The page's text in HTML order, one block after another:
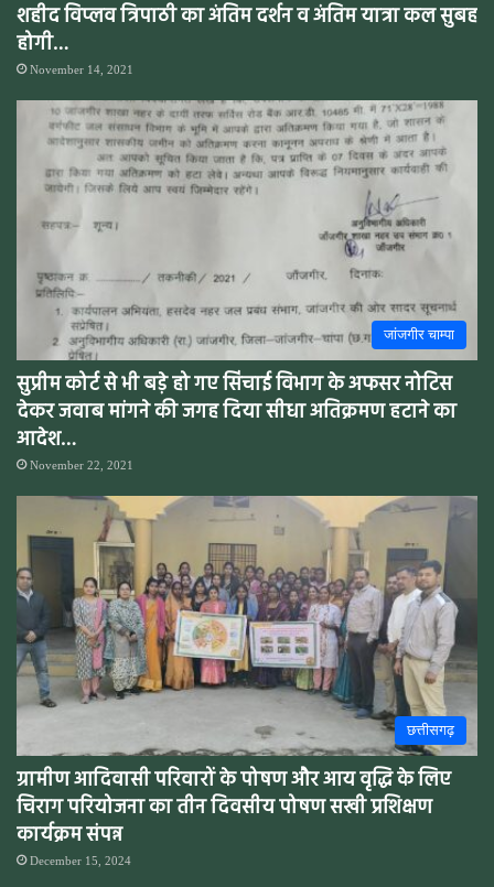
शहीद विप्लव त्रिपाठी का अंतिम दर्शन व अंतिम यात्रा कल सुबह
होगी…
November 14, 2021
जांजगीर चाम्पा
सुप्रीम कोर्ट से भी बड़े हो गए सिंचाई विभाग के अफसर नोटिस
देकर जवाब मांगने की जगह दिया सीधा अतिक्रमण हटाने का
आदेश…
November 22, 2021
छत्तीसगढ़
ग्रामीण आदिवासी परिवारों के पोषण और आय वृद्धि के लिए
चिराग परियोजना का तीन दिवसीय पोषण सखी प्रशिक्षण
कार्यक्रम संपन्न
December 15, 2024